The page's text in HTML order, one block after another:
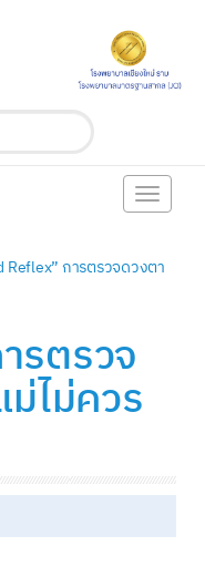
Toggle
Reflex” การตรวจดวงตา
รตรวจ
ไม่ควร